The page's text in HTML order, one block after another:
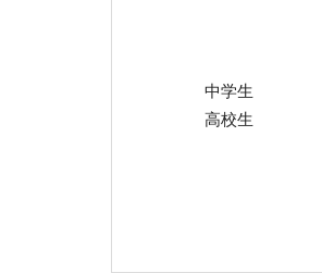
中学生
高校生